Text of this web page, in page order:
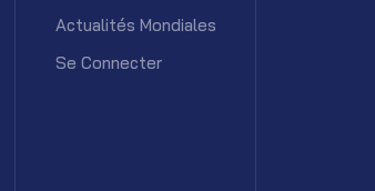
Actualités Mondiales
Se Connecter